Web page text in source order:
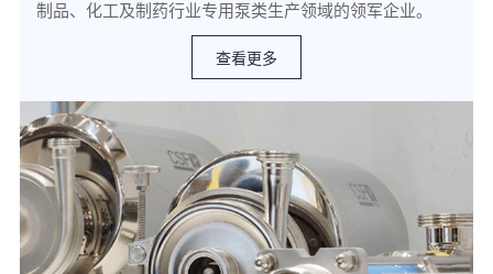
制品、化工及制药行业专用泵类生产领域的领军企业。
查看更多